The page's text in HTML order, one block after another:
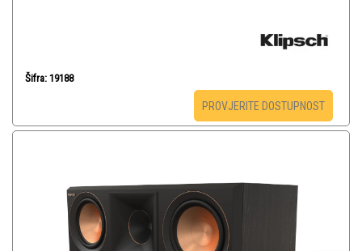
Šifra: 19188
PROVJERITE DOSTUPNOST